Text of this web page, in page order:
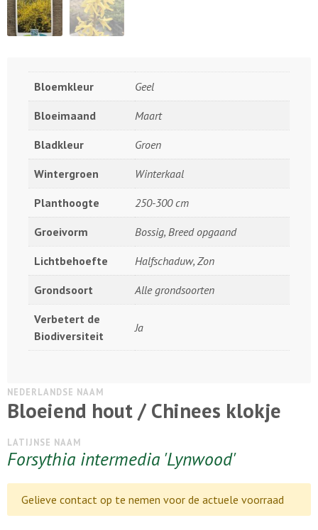
Bloemkleur Geel
Bloeimaand Maart
Bladkleur Groen
Wintergroen Winterkaal
Planthoogte 250-300 cm
Groeivorm Bossig, Breed opgaand
Lichtbehoefte Halfschaduw, Zon
Grondsoort Alle grondsoorten
Verbetert de
Biodiversiteit
Ja
NEDERLANDSE NAAM
Bloeiend hout / Chinees klokje
LATIJNSE NAAM
Forsythia intermedia 'Lynwood'
Gelieve contact op te nemen voor de actuele voorraad